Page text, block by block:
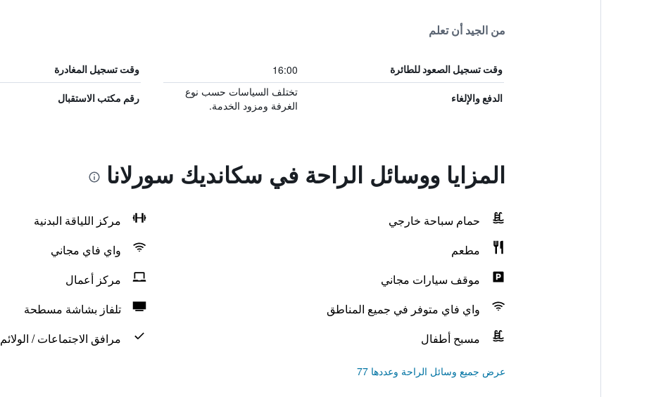
من الجيد أن تعلم
وقت تسجيل الصعود للطائرة 16:00 وقت تسجيل المغادرة
الدفع والإلغاء
تختلف السياسات حسب نوع
الغرفة ومزود الخدمة.
رقم مكتب الاستقبال
المزايا ووسائل الراحة في سكانديك سورلانا
حمام سباحة خارجي
مركز اللياقة البدنية
مطعم
واي فاي مجاني
موقف سيارات مجاني
مركز أعمال
واي فاي متوفر في جميع المناطق
تلفاز بشاشة مسطحة
مسبح أطفال
مرافق الاجتماعات / الولائم
عرض جميع وسائل الراحة وعددها 77